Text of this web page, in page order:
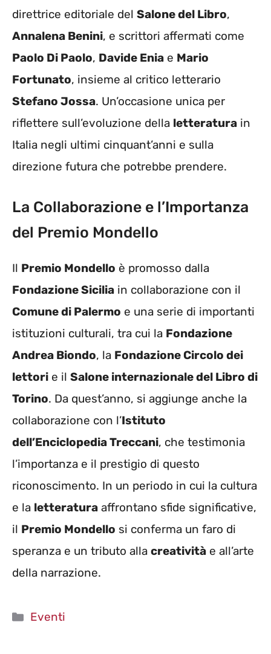
direttrice editoriale del Salone del Libro,
Annalena Benini, e scrittori affermati come
Paolo Di Paolo, Davide Enia e Mario
Fortunato, insieme al critico letterario
Stefano Jossa. Un’occasione unica per
riflettere sull’evoluzione della letteratura in
Italia negli ultimi cinquant’anni e sulla
direzione futura che potrebbe prendere.
La Collaborazione e l’Importanza
del Premio Mondello
Il Premio Mondello è promosso dalla
Fondazione Sicilia in collaborazione con il
Comune di Palermo e una serie di importanti
istituzioni culturali, tra cui la Fondazione
Andrea Biondo, la Fondazione Circolo dei
lettori e il Salone internazionale del Libro di
Torino. Da quest’anno, si aggiunge anche la
collaborazione con l’Istituto
dell’Enciclopedia Treccani, che testimonia
l’importanza e il prestigio di questo
riconoscimento. In un periodo in cui la cultura
e la letteratura affrontano sfide significative,
il Premio Mondello si conferma un faro di
speranza e un tributo alla creatività e all’arte
della narrazione.
Categorie
Eventi